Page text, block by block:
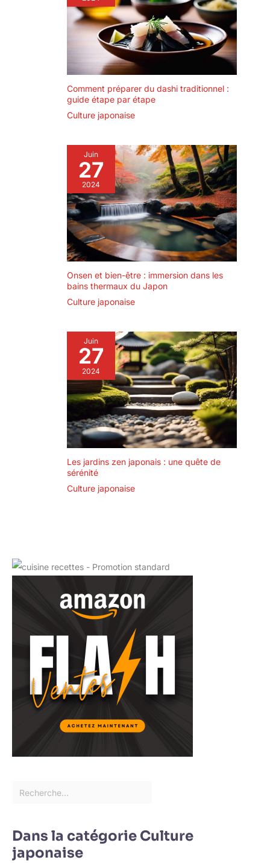
Comment préparer du dashi traditionnel :
guide étape par étape
Culture japonaise
Juin
27
2024
Onsen et bien-être : immersion dans les
bains thermaux du Japon
Culture japonaise
Juin
27
2024
Les jardins zen japonais : une quête de
sérénité
Culture japonaise
Dans la catégorie Culture
japonaise